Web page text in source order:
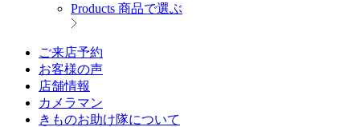
Products 商品で選ぶ
ご来店予約
お客様の声
店舗情報
カメラマン
きものお助け隊について